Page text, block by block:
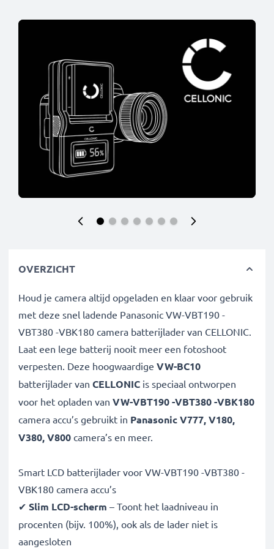
OVERZICHT
Houd je camera altijd opgeladen en klaar voor gebruik
met deze snel ladende Panasonic VW-VBT190 -
VBT380 -VBK180 camera batterijlader van CELLONIC.
Laat een lege batterij nooit meer een fotoshoot
verpesten. Deze hoogwaardige VW-BC10
batterijlader van CELLONIC is speciaal ontworpen
voor het opladen van VW-VBT190 -VBT380 -VBK180
camera accu’s gebruikt in Panasonic V777, V180,
V380, V800 camera’s en meer.
Smart LCD batterijlader voor VW-VBT190 -VBT380 -
VBK180 camera accu’s
✔ Slim LCD-scherm – Toont het laadniveau in
procenten (bijv. 100%), ook als de lader niet is
aangesloten